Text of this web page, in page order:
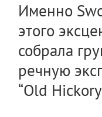
Именно
этого
собрала
речную
“Old